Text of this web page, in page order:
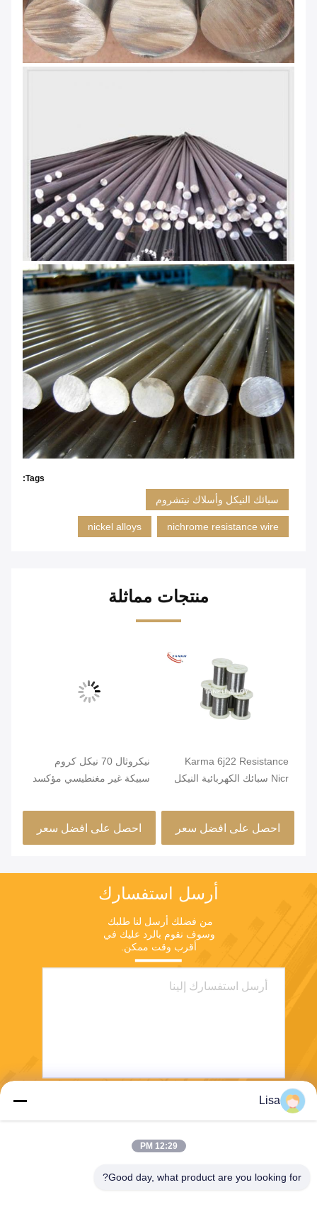
Tags:
سبائك النيكل وأسلاك نيتشروم
nichrome resistance wire
nickel alloys
منتجات مماثلة
Karma 6j22 Resistance
Nicr سبائك الكهربائية النيكل
احصل على افضل سعر
نيكروثال 70 نيكل كروم
سبيكة غير مغنطيسي مؤكسد
احصل على افضل سعر
أرسل استفسارك
أقرب وقت ممكن.
Lisa
12:29 PM
Good day, what product are you looking for?